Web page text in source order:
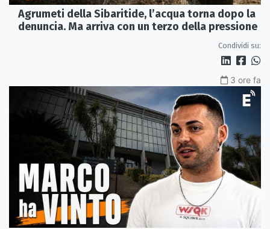
Agrumeti della Sibaritide, l’acqua torna dopo la
denuncia. Ma arriva con un terzo della pressione
Condividi su:
3 ore fa